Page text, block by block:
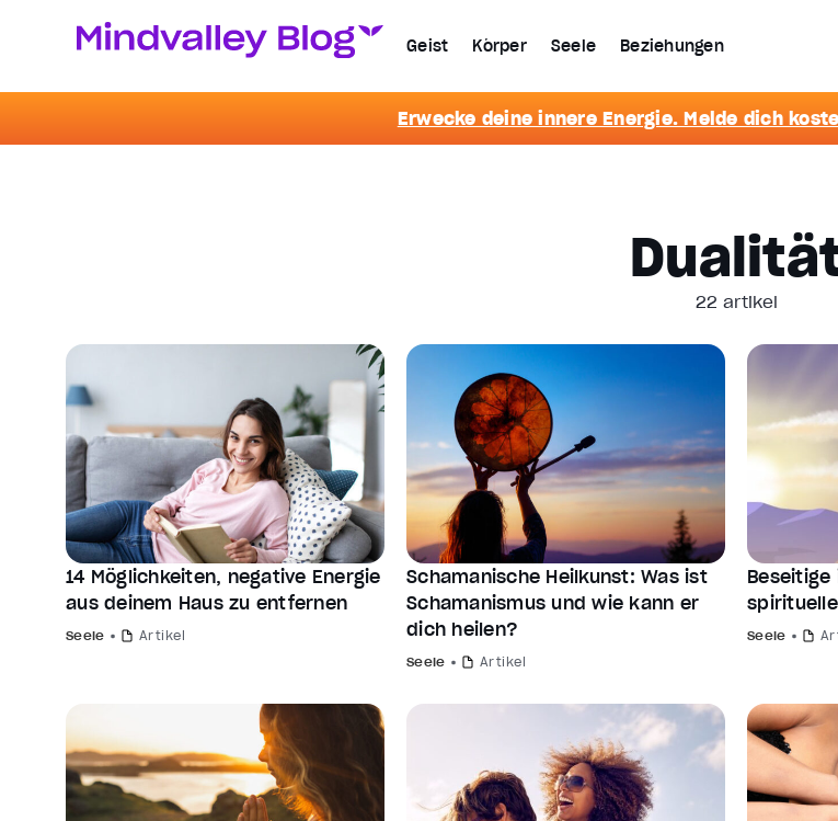
Geist Körper Seele Beziehungen
Erwecke deine innere Energie. Melde dich
22 artikel
14 Möglichkeiten, negative Energie
aus deinem Haus zu entfernen
Seele Artikel
Schamanische Heilkunst: Was ist
Schamanismus und wie kann er
dich heilen?
Seele Artikel
Seele